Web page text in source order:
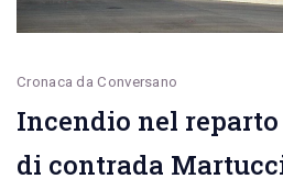
Cronaca da Conversano
Incendio nel
di contrada